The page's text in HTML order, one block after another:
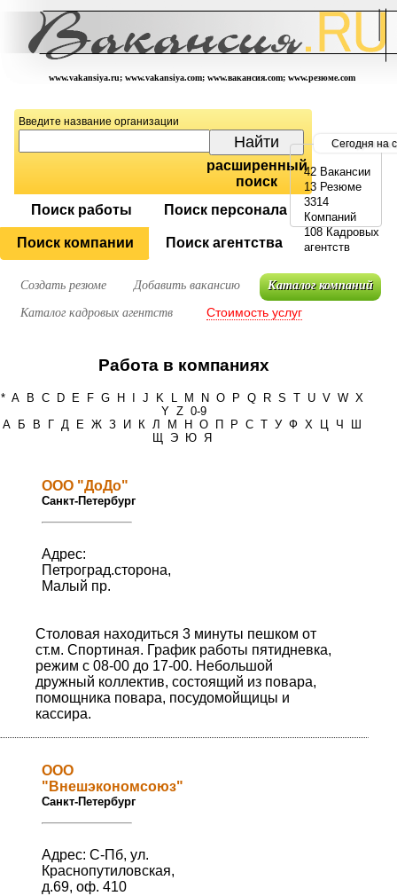
www.vakansiya.ru; www.vakansiya.com; www.вакансия.com; www.резюме.com
Введите название организации
расширенный
поиск
Поиск работы
Поиск персонала
Поиск компании Поиск агентства
Сегодня на
42 Вакансии
13 Резюме
3314
Компаний
108 Кадровых
агентств
Создать резюме Добавить вакансию Каталог компаний
Каталог кадровых агентств Стоимость услуг
Работа в компаниях
* A B C D E F G H J K L M N O P Q R S T U V W X
Y Z 0-9
А
Б В Г Д Е Ж З И К Л М Н О П Р С Т У Ф Х Ц Ч
Ш
Щ
Э Ю Я
ООО "ДоДо"
Санкт-Петербург
Адрес:
Петроград.сторона,
Малый пр.
Столовая находиться 3 минуты пешком от
ст.м. Спортиная. График работы пятидневка,
режим с 08-00 до 17-00. Небольшой
дружный коллектив, состоящий из повара,
помощника повара, посудомойщицы и
кассира.
ООО
"Внешэкономсоюз"
Санкт-Петербург
Адрес: С-Пб, ул.
Краснопутиловская,
д.69, оф. 410